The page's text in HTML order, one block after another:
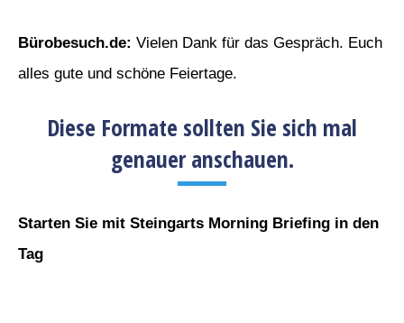
Bürobesuch.de: Vielen Dank für das Gespräch. Euch
alles gute und schöne Feiertage.
Diese Formate sollten Sie sich mal
genauer anschauen.
Starten Sie mit Steingarts Morning Briefing in den
Tag